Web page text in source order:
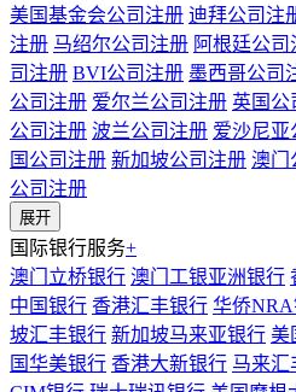
美国基金会公司注册 迪拜公司注
注册 马绍尔公司注册 阿根廷公司
司注册 BVI公司注册 墨西哥公司
公司注册 爱尔兰公司注册 英国公
公司注册 波兰公司注册 爱沙尼亚
国公司注册 新加坡公司注册 澳门
公司注册
展开
国际银行服务+
澳门立桥银行 澳门工银亚洲银行
中国银行 香港汇丰银行 华侨
坡汇丰银行 新加坡马来亚银行 美
国华美银行 香港大新银行 马来汇